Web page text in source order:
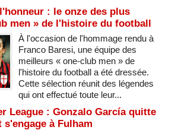
: le onze des plus
men » de l'histoire du football
À l'occasion de l'hommage rendu à
Franco Baresi, une équipe des
meilleurs « one-club men » de
l'histoire du football a été dressée.
Cette sélection réunit des légendes
qui ont effectué toute leur...
League : Gonzalo García quitte
s'engage à Fulham